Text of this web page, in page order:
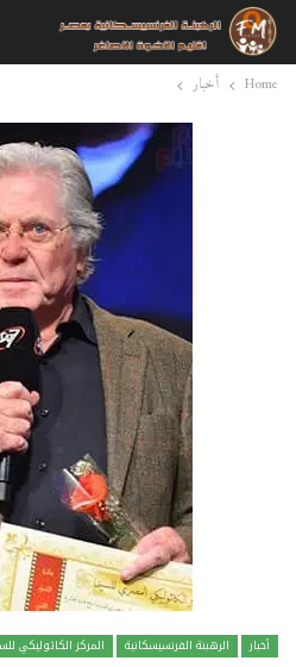
Home أخبار
أخبار الرهبنة الفرنسيسكانية المركز الكاثوليكي